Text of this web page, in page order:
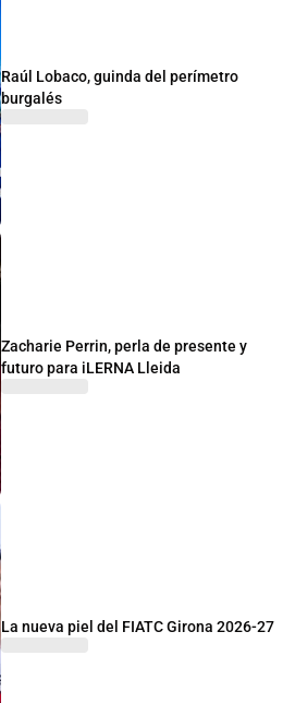
Raúl Lobaco, guinda del perímetro
burgalés
Zacharie Perrin, perla de presente y
futuro para iLERNA Lleida
La nueva piel del FIATC Girona 2026-27